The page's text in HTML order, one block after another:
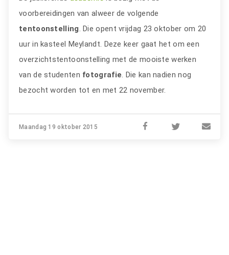
voorbereidingen van alweer de volgende
tentoonstelling. Die opent vrijdag 23 oktober om 20
uur in kasteel Meylandt. Deze keer gaat het om een
overzichtstentoonstelling met de mooiste werken
van de studenten fotografie. Die kan nadien nog
bezocht worden tot en met 22 november.
Maandag 19 oktober 2015